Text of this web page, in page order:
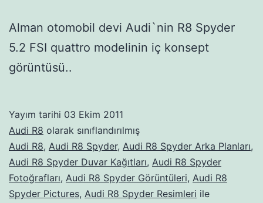
Alman otomobil devi Audi`nin R8 Spyder
5.2 FSI quattro modelinin iç konsept
görüntüsü..
Yayım tarihi 03 Ekim 2011
Audi R8 olarak sınıflandırılmış
Audi R8, Audi R8 Spyder, Audi R8 Spyder Arka Planları,
Audi R8 Spyder Duvar Kağıtları, Audi R8 Spyder
Fotoğrafları, Audi R8 Spyder Görüntüleri, Audi R8
Spyder Pictures, Audi R8 Spyder Resimleri ile